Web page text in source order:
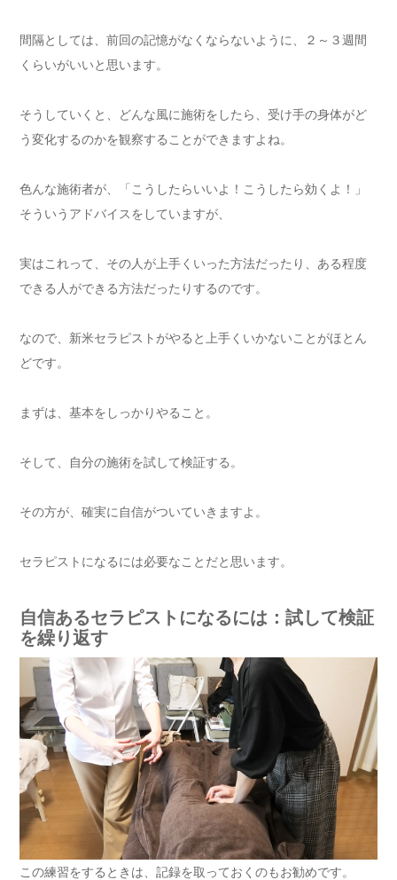
間隔としては、前回の記憶がなくならないように、２～３週間
くらいがいいと思います。
そうしていくと、どんな風に施術をしたら、受け手の身体がど
う変化するのかを観察することができますよね。
色んな施術者が、「こうしたらいいよ！こうしたら効くよ！」
そういうアドバイスをしていますが、
実はこれって、その人が上手くいった方法だったり、ある程度
できる人ができる方法だったりするのです。
なので、新米セラピストがやると上手くいかないことがほとん
どです。
まずは、基本をしっかりやること。
そして、自分の施術を試して検証する。
その方が、確実に自信がついていきますよ。
セラピストになるには必要なことだと思います。
自信あるセラピストになるには：試して検証
を繰り返す
この練習をするときは、記録を取っておくのもお勧めです。